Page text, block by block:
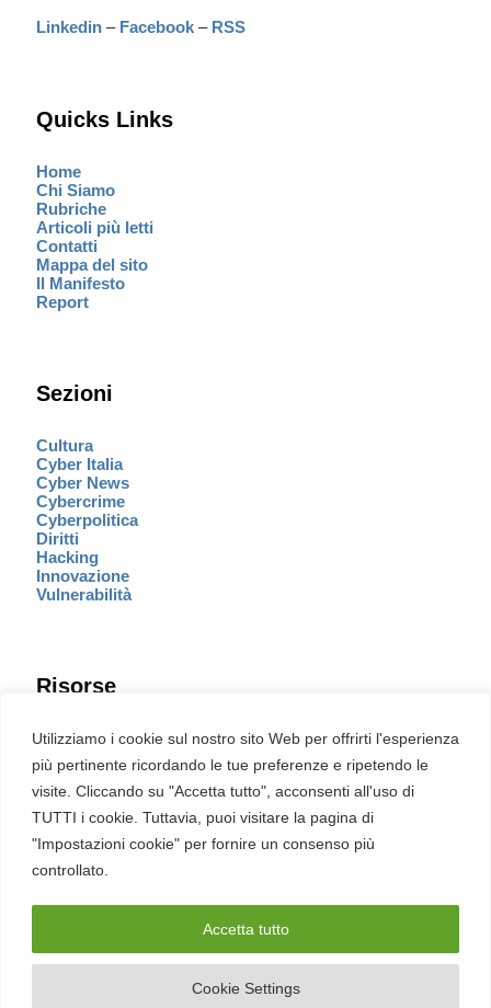
Utilizziamo i cookie sul nostro sito Web per offrirti l'esperienza
più pertinente ricordando le tue preferenze e ripetendo le
visite. Cliccando su "Accetta tutto", acconsenti all'uso di
TUTTI i cookie. Tuttavia, puoi visitare la pagina di
"Impostazioni cookie" per fornire un consenso più
controllato.
Cookie Settings
Accetta tutto
Linkedin – Facebook – RSS
Quicks Links
Home
Chi Siamo
Rubriche
Articoli più letti
Contatti
Mappa del sito
Il Manifesto
Report
Sezioni
Cultura
Cyber Italia
Cyber News
Cybercrime
Cyberpolitica
Diritti
Hacking
Innovazione
Vulnerabilità
Risorse
Eventi
Fumetto Cyber
Newsletter
Servizi
Pubblicità
English
Ultime CVE critiche
2026 – REDHOTCYBER Srl. Tutti i diritti riservati